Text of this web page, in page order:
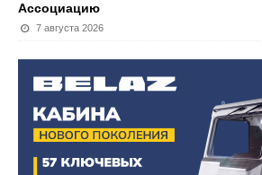
Ассоциацию
7 августа 2026